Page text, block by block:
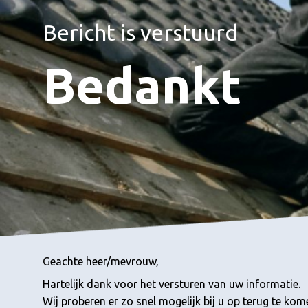
Bericht is verstuurd
Bedankt
Geachte heer/mevrouw,
Hartelijk dank voor het versturen van uw informatie.
Wij proberen er zo snel mogelijk bij u op terug te